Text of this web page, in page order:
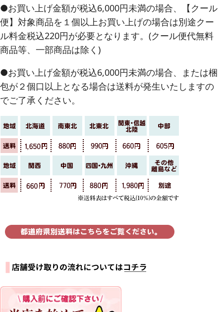
●お買い上げ金額が税込6,000円未満の場合、【クール
便】対象商品を１個以上お買い上げの場合は別途クー
ル料金税込220円が必要となります。(クール便代無料
商品等、一部商品は除く)
●お買い上げ金額が税込6,000円未満の場合、または梱
包が２個口以上となる場合は送料が発生いたしますの
でご了承ください。